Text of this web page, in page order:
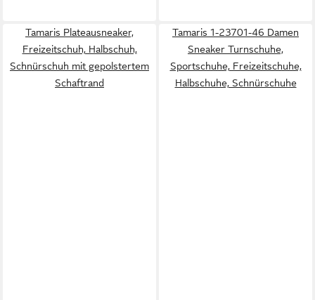
Tamaris Plateausneaker,
Freizeitschuh, Halbschuh,
Schnürschuh mit gepolstertem
Schaftrand
Tamaris 1-23701-46 Damen
Sneaker Turnschuhe,
Sportschuhe, Freizeitschuhe,
Halbschuhe, Schnürschuhe